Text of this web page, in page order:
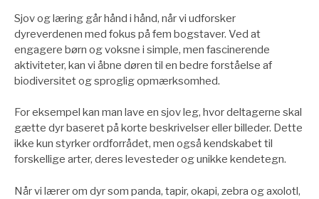
Sjov og læring går hånd i hånd, når vi udforsker
dyreverdenen med fokus på fem bogstaver. Ved at
engagere børn og voksne i simple, men fascinerende
aktiviteter, kan vi åbne døren til en bedre forståelse af
biodiversitet og sproglig opmærksomhed.
For eksempel kan man lave en sjov leg, hvor deltagerne skal
gætte dyr baseret på korte beskrivelser eller billeder. Dette
ikke kun styrker ordforrådet, men også kendskabet til
forskellige arter, deres levesteder og unikke kendetegn.
Når vi lærer om dyr som panda, tapir, okapi, zebra og axolotl,